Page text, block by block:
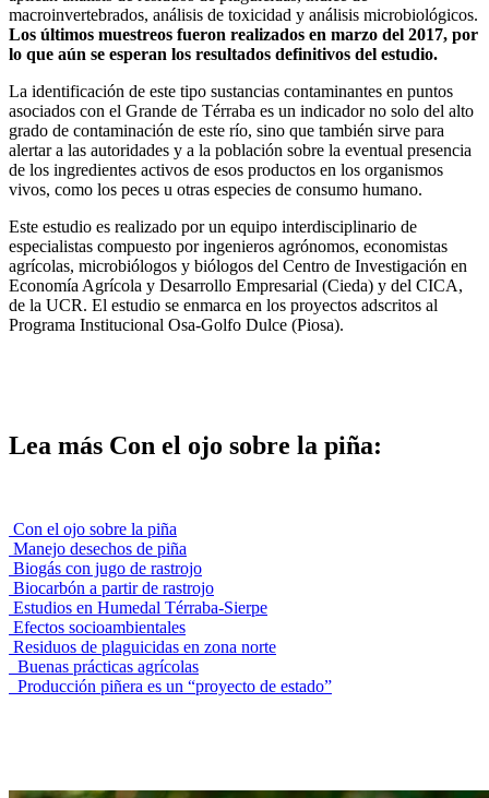
macroinvertebrados, análisis de toxicidad y análisis microbiológicos.
Los últimos muestreos fueron realizados en marzo del 2017, por
lo que aún se esperan los resultados definitivos del estudio.
La identificación de este tipo sustancias contaminantes en puntos
asociados con el Grande de Térraba es un indicador no solo del alto
grado de contaminación de este río, sino que también sirve para
alertar a las autoridades y a la población sobre la eventual presencia
de los ingredientes activos de esos productos en los organismos
vivos, como los peces u otras especies de consumo humano.
Este estudio es realizado por un equipo interdisciplinario de
especialistas compuesto por ingenieros agrónomos, economistas
agrícolas, microbiólogos y biólogos del Centro de Investigación en
Economía Agrícola y Desarrollo Empresarial (Cieda) y del CICA,
de la UCR. El estudio se enmarca en los proyectos adscritos al
Programa Institucional Osa-Golfo Dulce (Piosa).
Lea más Con el ojo sobre la piña:
Con el ojo sobre la piña
Manejo desechos de piña
Biogás con jugo de rastrojo
Biocarbón a partir de rastrojo
Estudios en Humedal Térraba-Sierpe
Efectos socioambientales
Residuos de plaguicidas en zona norte
Buenas prácticas agrícolas
Producción piñera es un “proyecto de estado”